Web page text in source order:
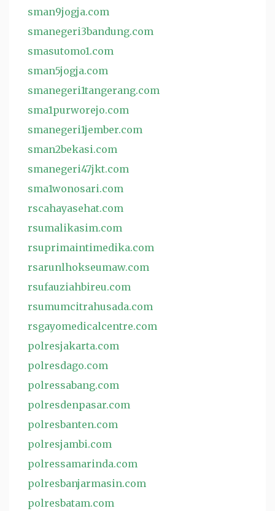
sman9jogja.com
smanegeri3bandung.com
smasutomo1.com
sman5jogja.com
smanegeri1tangerang.com
sma1purworejo.com
smanegeri1jember.com
sman2bekasi.com
smanegeri47jkt.com
sma1wonosari.com
rscahayasehat.com
rsumalikasim.com
rsuprimaintimedika.com
rsarunlhokseumaw.com
rsufauziahbireu.com
rsumumcitrahusada.com
rsgayomedicalcentre.com
polresjakarta.com
polresdago.com
polressabang.com
polresdenpasar.com
polresbanten.com
polresjambi.com
polressamarinda.com
polresbanjarmasin.com
polresbatam.com